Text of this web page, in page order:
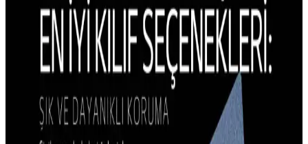
iPhone 15 Pro kılıflarının estetik tasarım özellikleri, malzeme ve
renk seçenekleriyle kullanıcıların beklentilerini karşılar, koruma ve
şıklık sağlar.
iPhone 14 Plus Kılıf Trendleri ve Güncel Tasarım
Özellikleri Analizi
iPhone 14 Plus kılıf trendleri, dayanıklılık, şıklık ve fonksiyonellik
odaklı tasarımlarla öne çıkıyor. Malzeme seçimleri ve kullanıcı
beklentileri doğrultusunda en uygun seçenekleri keşfedin.